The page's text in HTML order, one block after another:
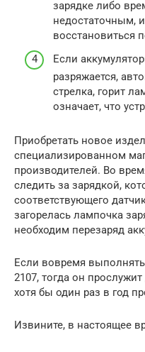
зарядке либо
недостаточным,
восстановиться
Если
разряжается,
стрелка, горит
означает, что
Приобретать новое
специализированном
производителей. Во
следить за зарядкой,
соответствующего
загорелась лампочка
необходим перезаряд
Если вовремя
2107, тогда он
хотя бы один раз в год
Извините, в настоящее